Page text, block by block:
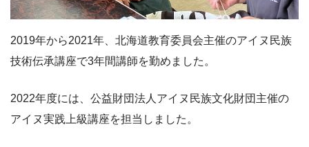
2019年から2021年、北海道教育委員会主催のアイヌ民族
技術伝承講座で3年間講師を勤めました。
2022年度には、公益財団法人アイヌ民族文化財団主催の
アイヌ実践上級講座を担当しました。